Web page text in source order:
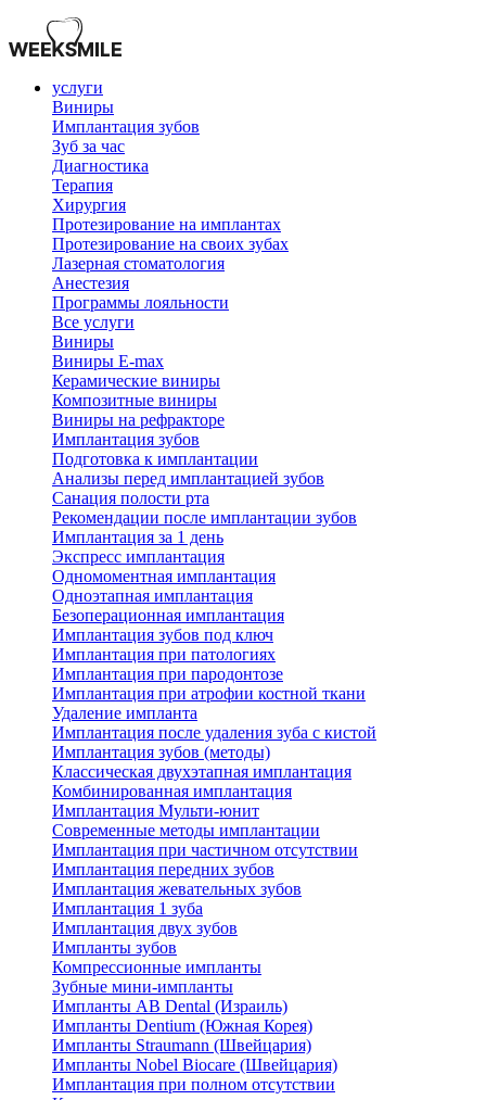
услуги
Виниры
Имплантация зубов
Зуб за час
Диагностика
Терапия
Хирургия
Протезирование на имплантах
Протезирование на своих зубах
Лазерная стоматология
Анестезия
Программы лояльности
Все услуги
Виниры
Виниры E-max
Керамические виниры
Композитные виниры
Виниры на рефракторе
Имплантация зубов
Подготовка к имплантации
Анализы перед имплантацией зубов
Санация полости рта
Рекомендации после имплантации зубов
Имплантация за 1 день
Экспресс имплантация
Одномоментная имплантация
Одноэтапная имплантация
Безоперационная имплантация
Имплантация зубов под ключ
Имплантация при патологиях
Имплантация при пародонтозе
Имплантация при атрофии костной ткани
Удаление импланта
Имплантация после удаления зуба с кистой
Имплантация зубов (методы)
Классическая двухэтапная имплантация
Комбинированная имплантация
Имплантация Мульти-юнит
Современные методы имплантации
Имплантация при частичном отсутствии
Имплантация передних зубов
Имплантация жевательных зубов
Имплантация 1 зуба
Имплантация двух зубов
Импланты зубов
Компрессионные импланты
Зубные мини-импланты
Импланты AB Dental (Израиль)
Импланты Dentium (Южная Корея)
Импланты Straumann (Швейцария)
Импланты Nobel Biocare (Швейцария)
Имплантация при полном отсутствии